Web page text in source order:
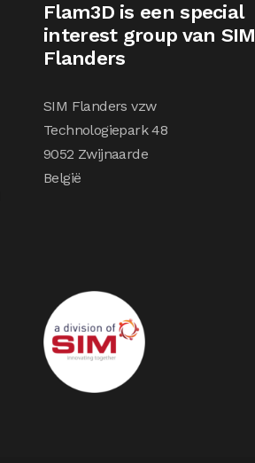
Flam3D is een special
interest group van SIM
Flanders
SIM Flanders vzw
Technologiepark 48
9052 Zwijnaarde
België